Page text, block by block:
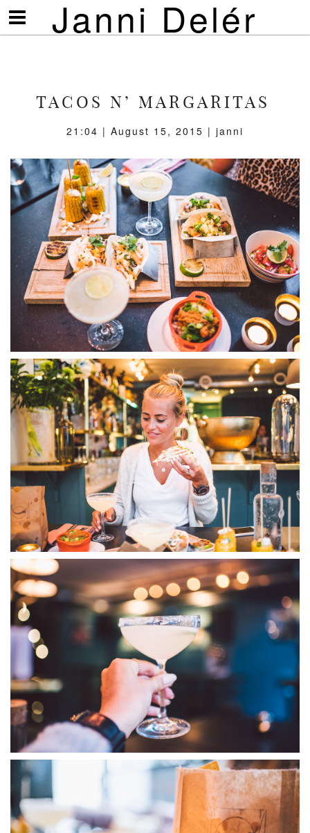
Janni Delér
Visa/göm
meny
TACOS N’ MARGARITAS
21:04 | August 15, 2015 | janni